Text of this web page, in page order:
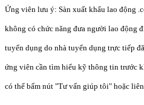
Ứng viên lưu ý: Sàn xuất khẩu lao động
không có chức năng đưa người lao động
tuyển dụng do nhà tuyển dụng trực tiếp
ứng viên cần tìm hiểu kỹ thông tin trước
có thể bấm nút "Tư vấn giúp tôi" hoặc